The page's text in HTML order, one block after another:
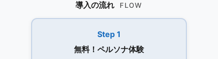
導入の流れ FLOW
Step 1
無料！ペルソナ体験